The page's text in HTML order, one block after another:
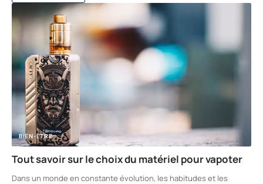
BIEN-ÊTRE
Tout savoir sur le choix du matériel pour vapoter
Dans un monde en constante évolution, les habitudes et les